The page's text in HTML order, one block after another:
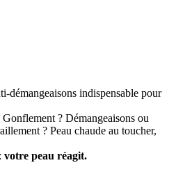
démangeaisons indispensable pour
Gonflement ? Démangeaisons ou
? Peau chaude au toucher,
votre peau réagit.